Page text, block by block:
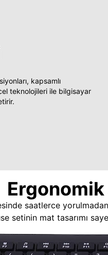
kapsamlı
teknolojileri ile bilgisayar
saatlerce
setinin mat tasarımı